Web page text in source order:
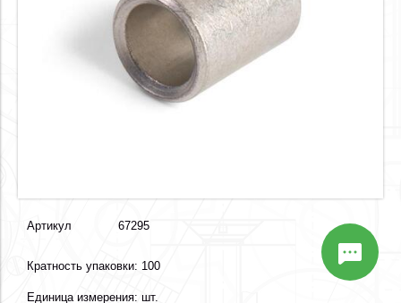
Артикул 67295
Кратность упаковки: 100
Единица измерения: шт.